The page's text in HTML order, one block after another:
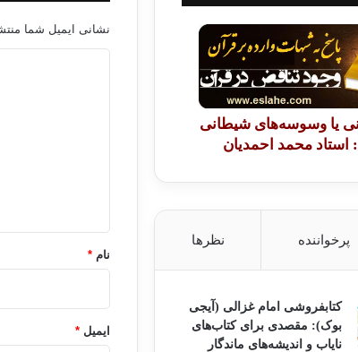
نشانی ایمیل شما
نام *
ایمیل *
یا وسوسه‌های شیطانی
استاد محمد احمدیان
پرخواننده نظرها
کتابفروشی امام غزالی (آیجی
بوک): مقصدی برای کتاب‌های
نایاب و اندیشه‌های ماندگار